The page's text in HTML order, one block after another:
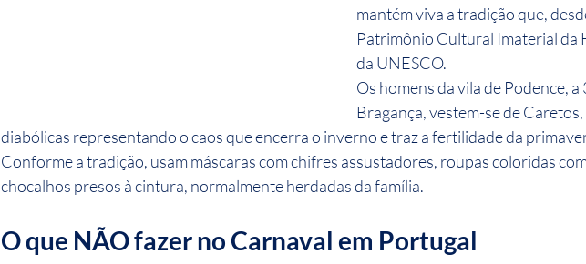
mantém viva a tradição que,
Patrimônio Cultural Imaterial da
da UNESCO.
Os homens da vila de Podence, a
Bragança, vestem-se de
diabólicas representando o caos que encerra o inverno e traz a fertilidade da
Conforme a tradição, usam máscaras com chifres assustadores, roupas coloridas
chocalhos presos à cintura, normalmente herdadas da família.
O que NÃO fazer no Carnaval em Portugal